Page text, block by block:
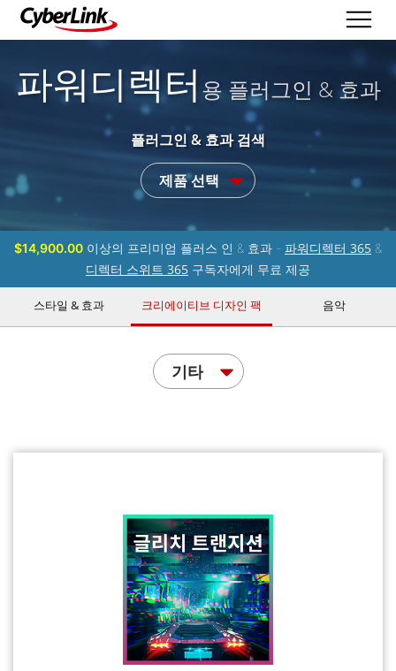
파워디렉터 용 플러그인 & 효과
플러그인 & 효과 검색
제품 선택
$14,900.00 이상의 프리미엄 플러스 인 & 효과 - 파워디렉터 365 &
디렉터 스위트 365 구독자에게 무료 제공
스타일 & 효과 크리에이티브 디자인 팩 음악
기타